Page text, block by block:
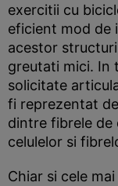
exercitii cu
eficient mod de
acestor
greutati mici. In
solicitate
fi reprezentat
dintre fibrele de
celulelor si
Chiar si cele